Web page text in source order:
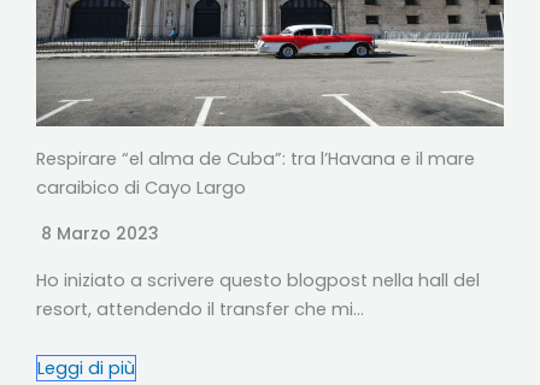
Respirare “el alma de Cuba”: tra l’Havana e il mare
caraibico di Cayo Largo
8 Marzo 2023
Ho iniziato a scrivere questo blogpost nella hall del
resort, attendendo il transfer che mi…
Leggi di più